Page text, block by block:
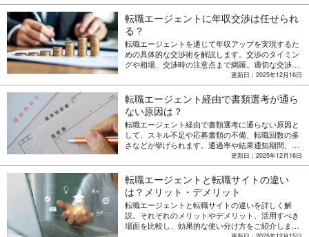
転職エージェントに年収交渉は任せられ
る？
転職エージェントを通じて年収アップを実現するた
めの具体的な交渉術を解説します。交渉のタイミン
グや相場、交渉時の注意点まで網羅。適切な交渉戦
略で希望条件を引き出し、後悔のない転職を成功さ
せるための完全ガイドです。
更新日：2025年12月16日
転職エージェント経由で書類選考が通ら
ない原因は？
転職エージェント経由で書類選考に通らない原因と
して、スキル不足や応募書類の不備、転職回数の多
さなどが挙げられます。通過率や結果通知期間、効
果的な対策方法についても解説します。更新日：2025年12月16日
転職エージェントと転職サイトの違い
は？メリット・デメリット
転職エージェントと転職サイトの違いを詳しく解
説。それぞれのメリットやデメリット、活用すべき
場面を比較し、効果的な使い分け方をご紹介しま